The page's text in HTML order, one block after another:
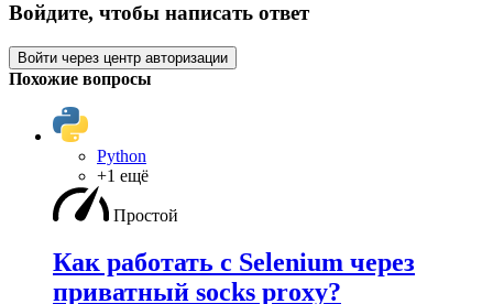
Войдите, чтобы написать ответ
Войти через центр авторизации
Похожие вопросы
Python
+1 ещё
Простой
Как работать с Selenium через
приватный socks proxy?